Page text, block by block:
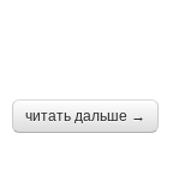
читать дальше →